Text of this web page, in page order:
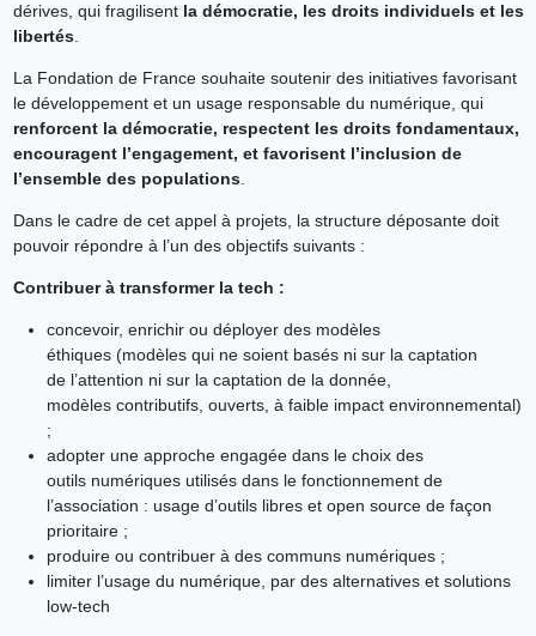
dérives, qui fragilisent la démocratie, les droits individuels et les
libertés.
La Fondation de France souhaite soutenir des initiatives favorisant
le développement et un usage responsable du numérique, qui
renforcent la démocratie, respectent les droits fondamentaux,
encouragent l’engagement, et favorisent l’inclusion de
l’ensemble des populations.
Dans le cadre de cet appel à projets, la structure déposante doit
pouvoir répondre à l’un des objectifs suivants :
Contribuer à transformer la tech :
concevoir, enrichir ou déployer des modèles
éthiques (modèles qui ne soient basés ni sur la captation
de l’attention ni sur la captation de la donnée,
modèles contributifs, ouverts, à faible impact environnemental)
;
adopter une approche engagée dans le choix des
outils numériques utilisés dans le fonctionnement de
l’association : usage d’outils libres et open source de façon
prioritaire ;
produire ou contribuer à des communs numériques ;
limiter l’usage du numérique, par des alternatives et solutions
low-tech